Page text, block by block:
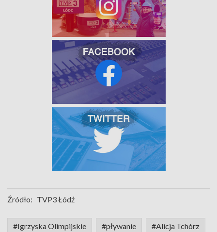
Źródło: TVP3 Łódź
#Igrzyska Olimpijskie #pływanie #Alicja Tchórz